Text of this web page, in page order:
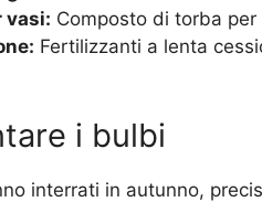
vasi: Composto di torba
Fertilizzanti a lenta
i bulbi
interrati in autunno,